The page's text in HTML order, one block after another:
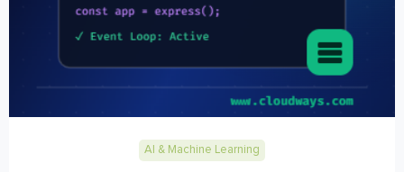
AI & Machine Learning